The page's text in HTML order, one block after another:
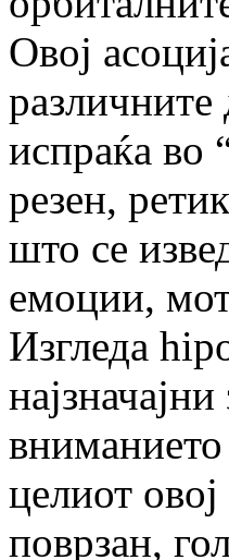
Овој
испраќа во
резен,
што се
емоции,
Изгледа
целиот
поврзан,